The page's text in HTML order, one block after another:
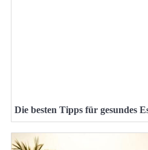
Die besten Tipps für gesundes